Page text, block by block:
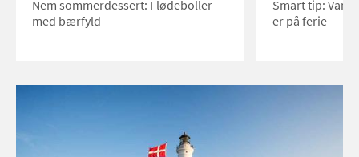
Nem sommerdessert: Flødeboller
med bærfyld
Smart tip:
er på ferie